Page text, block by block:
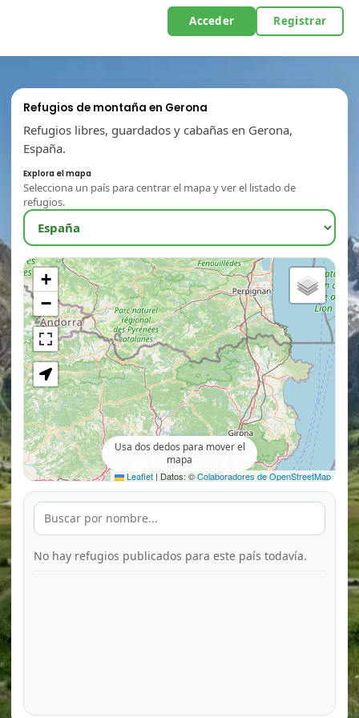
Acceder Registrar
Refugios de montaña en Gerona
Refugios libres, guardados y cabañas en Gerona,
España.
Explora el mapa
Selecciona un país para centrar el mapa y ver el listado de
refugios.
+
−
Leaflet | Datos: ©Colaboradores de OpenStreetMap
Usa dos dedos para mover el
mapa
No hay refugios publicados para este país todavía.